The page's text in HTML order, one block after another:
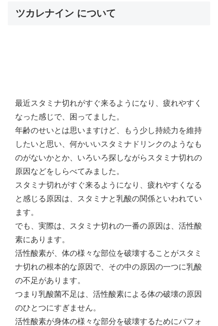
ツカレナイン について
最近スタミナ切れがすぐ来るようになり、疲れやすく
なった感じで、困ってました。
年齢のせいとは思いますけど、もう少し持続力を維持
したいと思い、何かいいスタミナドリンクのようなも
のがないかとか、いろいろ探しながらスタミナ切れの
原因などをしらべてみました。
スタミナ切れがすぐ来るようになり、疲れやすくなる
と感じる原因は、スタミナと乳酸の関係といわれてい
ます。
でも、実際は、スタミナ切れの一番の原因は、活性酸
素にあります。
活性酸素が、体の様々な部位を破壊することがスタミ
ナ切れの根本的な原因で、その中の原因の一つに乳酸
の不足があります。
つまり乳酸菌不足は、活性酸素による体の破壊の原因
のひとつにすぎません。
活性酸素が身体の様々な部分を破壊するためにパフォ